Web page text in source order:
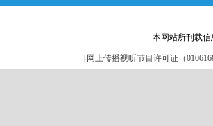
本网站所刊载
[网上传播视听节目许可证（